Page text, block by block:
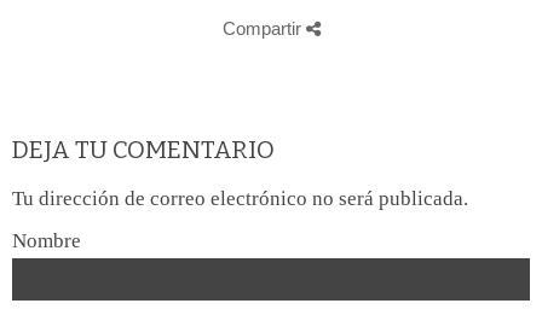
Compartir
DEJA TU COMENTARIO
Tu dirección de correo electrónico no será publicada.
Nombre